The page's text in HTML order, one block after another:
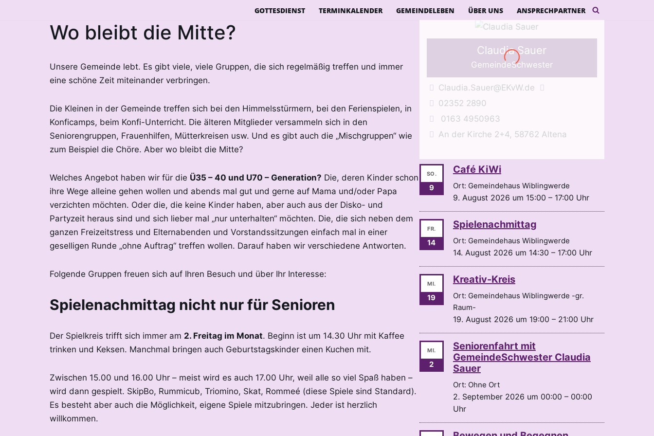
GOTTESDIENST TERMINKALENDER GEMEINDELEBEN ÜBER UNS ANSPRECHPARTNER
Wo bleibt die Mitte?
Unsere Gemeinde lebt. Es gibt viele, viele Gruppen, die sich regelmäßig treffen und immer
eine schöne Zeit miteinander verbringen.
Die Kleinen in der Gemeinde treffen sich bei den Himmelsstürmern, bei den Ferienspielen, in
Konficamps, beim Konfi-Unterricht. Die älteren Mitglieder versammeln sich in den
Seniorengruppen, Frauenhilfen, Mütterkreisen usw. Und es gibt auch die „Mischgruppen“ wie
zum Beispiel die Chöre. Aber wo bleibt die Mitte?
Welches Angebot haben wir für die Ü35 – 40 und U70 – Generation? Die, deren Kinder schon
ihre Wege alleine gehen wollen und abends mal gut und gerne auf Mama und/oder Papa
verzichten möchten. Oder die, die keine Kinder haben, aber auch aus der Disko- und
Partyzeit heraus sind und sich lieber mal „nur unterhalten“ möchten. Die, die sich neben dem
ganzen Freizeitstress und Elternabenden und Vorstandssitzungen einfach mal in einer
geselligen Runde „ohne Auftrag“ treffen wollen. Darauf haben wir verschiedene Antworten.
Folgende Gruppen freuen sich auf Ihren Besuch und über Ihr Interesse:
Spielenachmittag nicht nur für Senioren
Der Spielkreis trifft sich immer am 2. Freitag im Monat. Beginn ist um 14.30 Uhr mit Kaffee
trinken und Keksen. Manchmal bringen auch Geburtstagskinder einen Kuchen mit.
Zwischen 15.00 und 16.00 Uhr – meist wird es auch 17.00 Uhr, weil alle so viel Spaß haben –
wird dann gespielt. SkipBo, Rummicub, Triomino, Skat, Rommeé (diese Spiele sind Standard).
Es besteht aber auch die Möglichkeit, eigene Spiele mitzubringen. Jeder ist herzlich
willkommen.
Claudia Sauer
GemeindeSchwester
Claudia.Sauer@EKvW.de
02352 2890
0163 4950963
An der Kirche 2+4, 58762 Altena
SO.
9
Café KiWi
Ort: Gemeindehaus Wiblingwerde
9. August 2026 um 15:00 – 17:00 Uhr
FR.
14
Spielenachmittag
Ort: Gemeindehaus Wiblingwerde
14. August 2026 um 14:30 – 17:00 Uhr
MI.
19
Kreativ-Kreis
Ort: Gemeindehaus Wiblingwerde -gr.
Raum-
19. August 2026 um 19:00 – 21:00 Uhr
MI.
2
Seniorenfahrt mit
GemeindeSchwester Claudia
Sauer
Ort: Ohne Ort
2. September 2026 um 00:00 – 00:00
Uhr